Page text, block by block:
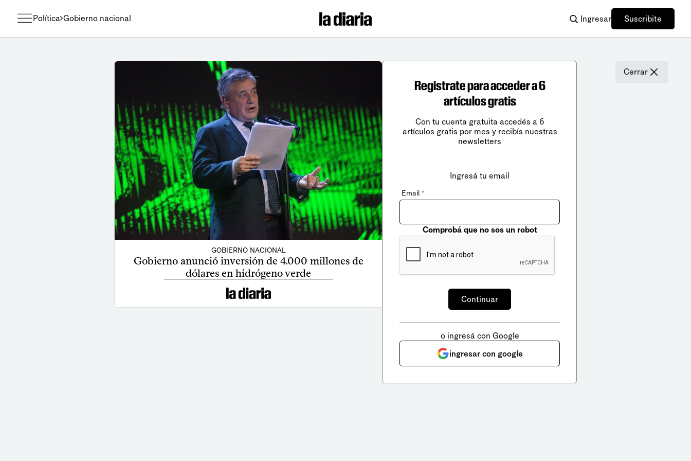
Política Gobierno nacional Ingresar Suscribite
GOBIERNO NACIONAL
Gobierno anunció inversión de 4.000 millones de
dólares en hidrógeno verde
Cerrar
Registrate para acceder a 6
artículos gratis
Con tu cuenta gratuita accedés a 6
artículos gratis por mes y recibís nuestras
newsletters
Ingresá tu email
Email *
Comprobá que no sos un robot
o ingresá con Google
ingresar con google